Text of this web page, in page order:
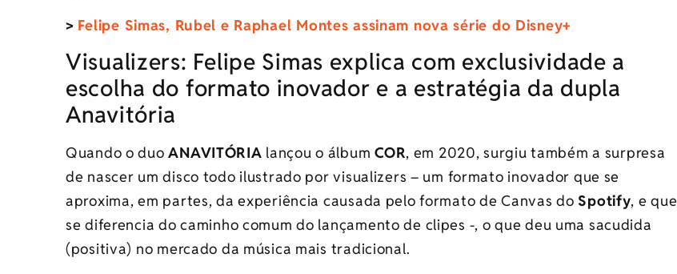
> Felipe Simas, Rubel e Raphael Montes assinam nova série do Disney+
Visualizers: Felipe Simas explica com exclusividade a
escolha do formato inovador e a estratégia da dupla
Anavitória
Quando o duoANAVITÓRIA lançou o álbumCOR, em 2020, surgiu também a surpresa
de nascer um disco todo ilustrado por visualizers – um formato inovador que se
aproxima, em partes, da experiência causada pelo formato de Canvas do Spotify, e que
se diferencia do caminho comum do lançamento de clipes -, o que deu uma sacudida
(positiva) no mercado da música mais tradicional.